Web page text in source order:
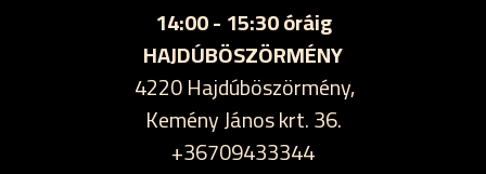
14:00 - 15:30 óráig
HAJDÚBÖSZÖRMÉNY
4220 Hajdúböszörmény,
Kemény János krt. 36.
+36709433344